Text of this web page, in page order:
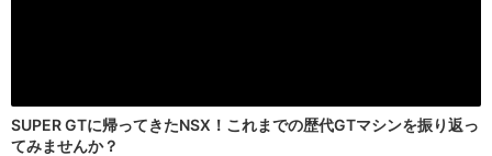
SUPER GTに帰ってきたNSX！これまでの歴代GTマシンを振り返っ
てみませんか？